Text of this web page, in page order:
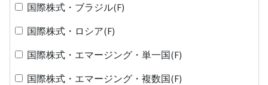
国際株式・ブラジル(F)
国際株式・ロシア(F)
国際株式・エマージング・単一国(F)
国際株式・エマージング・複数国(F)